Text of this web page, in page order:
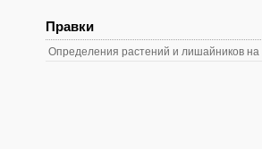
Правки
Определения растений и лишайников